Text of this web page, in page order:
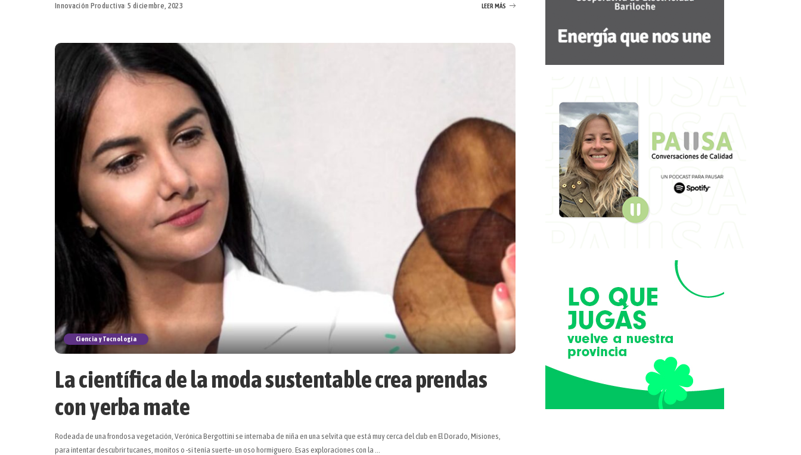
Innovación Productiva 5 diciembre, 2023 LEER MÁS
Ciencia y Tecnología
La científica de la moda sustentable crea prendas
con yerba mate
Rodeada de una frondosa vegetación, Verónica Bergottini se internaba de niña en una selvita que está muy cerca del club en El Dorado, Misiones,
para intentar descubrir tucanes, monitos o -si tenía suerte- un oso hormiguero. Esas exploraciones con la ...